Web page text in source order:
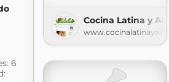
Cocina Latina y
6